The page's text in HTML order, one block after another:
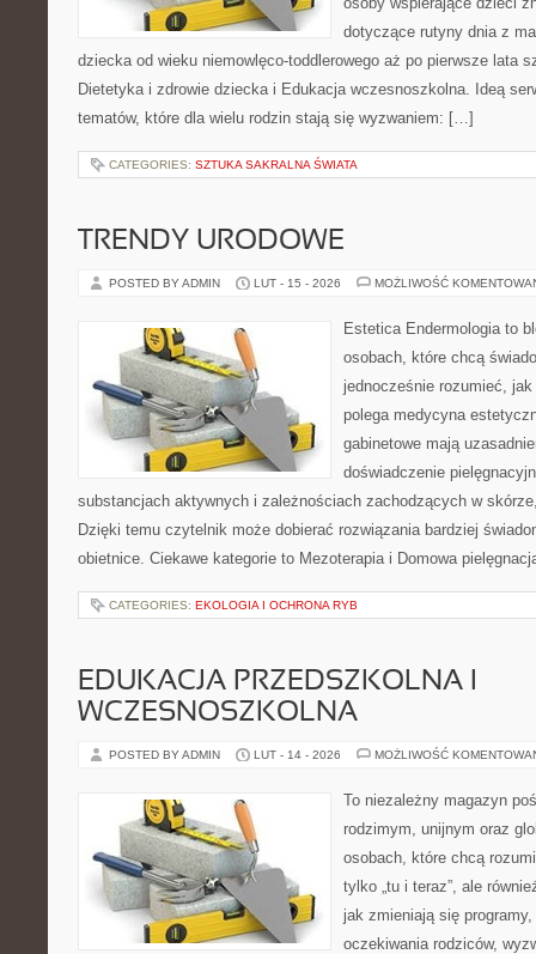
dotyczące rutyny dnia z
dziecka od wieku niemowlęco-toddlerowego aż po pierwsze lata
Dietetyka i zdrowie dziecka i Edukacja wczesnoszkolna. Ideą
tematów, które dla wielu rodzin stają się wyzwaniem: […]
CATEGORIES: SZTUKA SAKRALNA ŚWIATA
TRENDY URODOWE
POSTED BY ADMIN LUT - 15 - 2026 MOŻLIWOŚĆ
Estetica Endermologia to
osobach, które chcą
jednocześnie rozumieć,
polega medycyna
gabinetowe mają
doświadczenie
substancjach aktywnych i zależnościach zachodzących w
Dzięki temu czytelnik może dobierać rozwiązania bardziej
obietnice. Ciekawe kategorie to Mezoterapia i Domowa
CATEGORIES: EKOLOGIA I OCHRONA RYB
EDUKACJA PRZEDSZKOLNA I
WCZESNOSZKOLNA
POSTED BY ADMIN LUT - 14 - 2026 MOŻLIWOŚĆ
To niezależny magazyn
rodzimym, unijnym oraz
osobach, które chcą
tylko „tu i teraz”, ale
jak zmieniają się
oczekiwania rodziców,